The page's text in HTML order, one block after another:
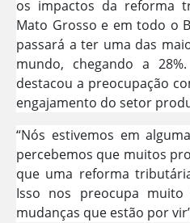
os impactos da reforma
Mato Grosso e em todo o
passará a ter uma das
mundo, chegando a
destacou a preocupação
engajamento do setor
“Nós estivemos em
percebemos que muitos
que uma reforma
Isso nos preocupa
mudanças que estão por